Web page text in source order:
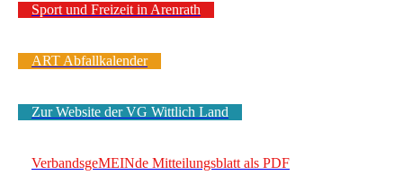
Sport und Freizeit in Arenrath
ART Abfallkalender
Zur Website der VG Wittlich Land
VerbandsgeMEINde Mitteilungsblatt als PDF